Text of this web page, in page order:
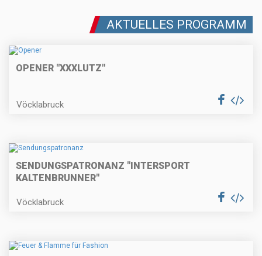
AKTUELLES PROGRAMM
OPENER "XXXLUTZ"
Vöcklabruck
SENDUNGSPATRONANZ "INTERSPORT
KALTENBRUNNER"
Vöcklabruck